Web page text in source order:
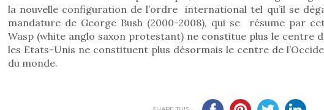
la nouvelle configuration de l’ordre international tel qu’il se
mandature de George Bush (2000-2008), qui se résume par
Wasp (white anglo saxon protestant) ne constitue plus le centre
les Etats-Unis ne constituent plus désormais le centre de
du monde.